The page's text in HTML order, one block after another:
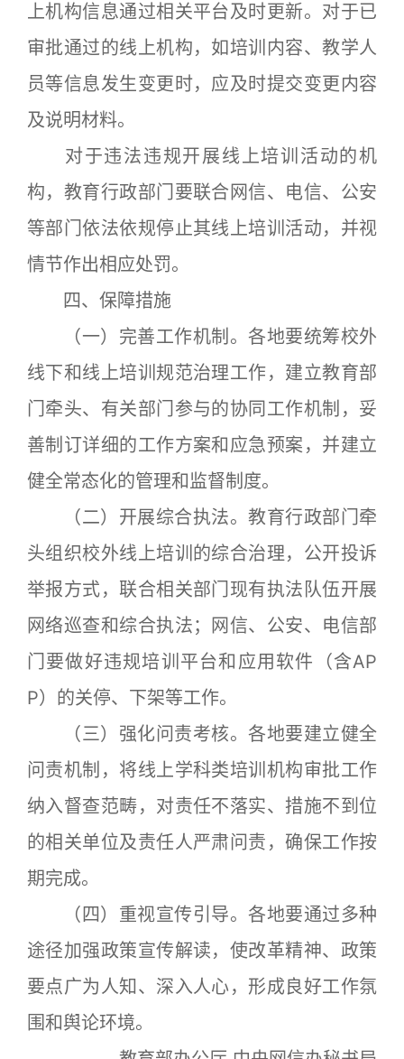
上机构信息通过相关平台及时更新。对于已
审批通过的线上机构，如培训内容、教学人
员等信息发生变更时，应及时提交变更内容
及说明材料。
对于违法违规开展线上培训活动的机
构，教育行政部门要联合网信、电信、公安
等部门依法依规停止其线上培训活动，并视
情节作出相应处罚。
四、保障措施
（一）完善工作机制。各地要统筹校外
线下和线上培训规范治理工作，建立教育部
门牵头、有关部门参与的协同工作机制，妥
善制订详细的工作方案和应急预案，并建立
健全常态化的管理和监督制度。
（二）开展综合执法。教育行政部门牵
头组织校外线上培训的综合治理，公开投诉
举报方式，联合相关部门现有执法队伍开展
网络巡查和综合执法；网信、公安、电信部
门要做好违规培训平台和应用软件（含AP
P）的关停、下架等工作。
（三）强化问责考核。各地要建立健全
问责机制，将线上学科类培训机构审批工作
纳入督查范畴，对责任不落实、措施不到位
的相关单位及责任人严肃问责，确保工作按
期完成。
（四）重视宣传引导。各地要通过多种
途径加强政策宣传解读，使改革精神、政策
要点广为人知、深入人心，形成良好工作氛
围和舆论环境。